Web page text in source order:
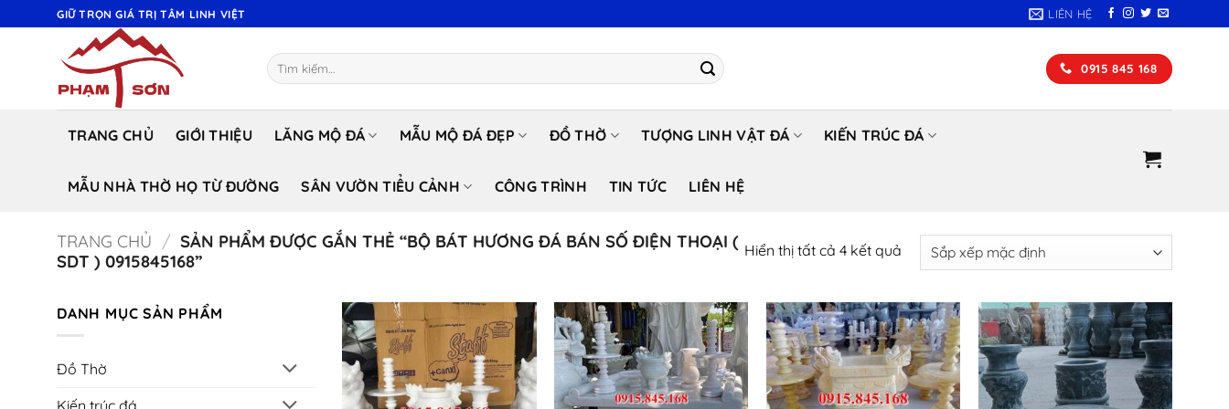
qua
GIỮ TRỌN GIÁ TRỊ TÂM LINH VIỆT LIÊN HỆ
Tìm
kiếm:
0915 845 168
TRANG CHỦ GIỚI THIỆU LĂNG MỘ ĐÁ MẪU MỘ ĐÁ ĐẸP ĐỒ THỜ TƯỢNG LINH VẬT ĐÁ KIẾN TRÚC ĐÁ
MẪU NHÀ THỜ HỌ TỪ ĐƯỜNG SÂN VƯỜN TIỂU CẢNH CÔNG TRÌNH TIN TỨC LIÊN HỆ
TRANG CHỦ / SẢN PHẨM ĐƯỢC GẮN THẺ “BỘ BÁT HƯƠNG ĐÁ BÁN SỐ ĐIỆN THOẠI (
SDT ) 0915845168”
Hiển thị tất cả 4 kết quả
DANH MỤC SẢN PHẨM
Đồ Thờ